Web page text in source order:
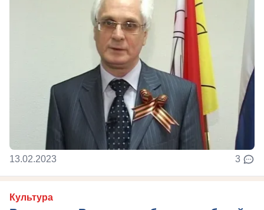
13.02.2023 3
Культура